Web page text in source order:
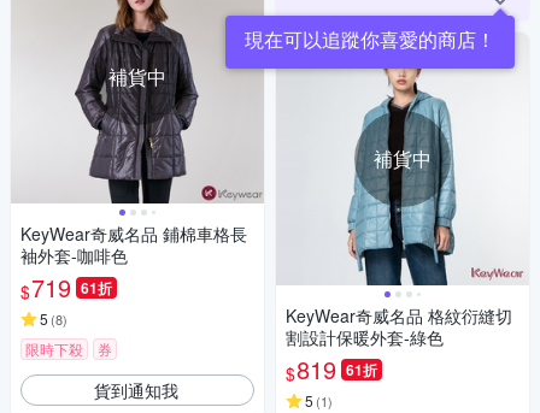
補貨中
KeyWear奇威名品 鋪棉車格長
袖外套-咖啡色
$719 61折
5 (8)
限時下殺 券
貨到通知我
現在可以追蹤你喜愛的商店！
補貨中
KeyWear奇威名品 格紋衍縫切
割設計保暖外套-綠色
$819 61折
5 (1)